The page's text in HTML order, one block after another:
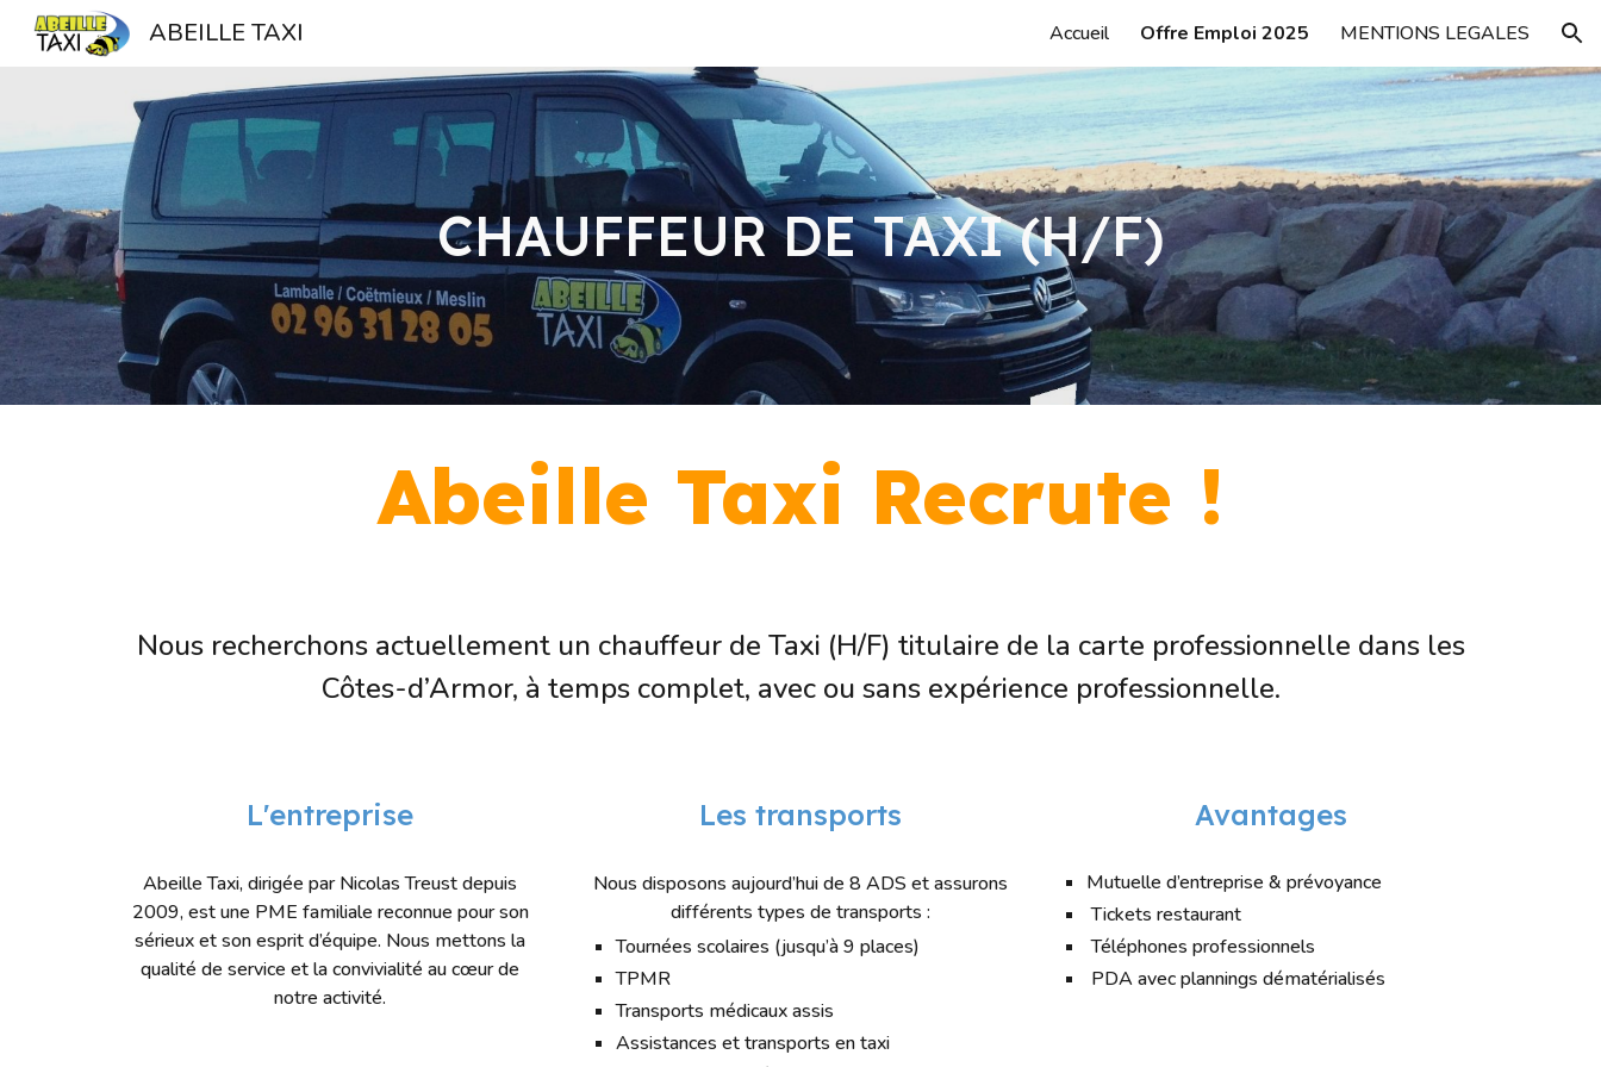
Skip to navigation
ABEILLE TAXI Accueil Offre Emploi 2025 MENTIONS LEGALES
CHAUFFEUR DE TAXI (H/F)
Abeille Taxi Recrute !
Nous recherchons actuellement un chauffeur de Taxi (H/F) titulaire de la carte professionnelle dans les
Côtes-d’Armor, à temps complet, avec ou sans expérience professionnelle.
L'entreprise
Abeille Taxi, dirigée par Nicolas Treust depuis
2009, est une PME familiale reconnue pour son
sérieux et son esprit d’équipe. Nous mettons la
qualité de service et la convivialité au cœur de
notre activité.
Les transports
Nous disposons aujourd’hui de 8 ADS et assurons
différents types de transports :
Tournées scolaires (jusqu’à 9 places)
TPMR
Transports médicaux assis
Assistances et transports en taxi
Avantages
Mutuelle d’entreprise & prévoyance
Tickets restaurant
Téléphones professionnels
PDA avec plannings dématérialisés